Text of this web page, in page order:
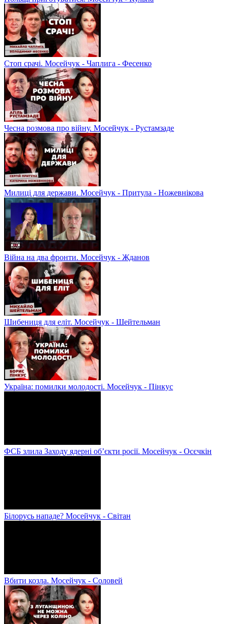
Стоп срачі. Мосейчук - Чаплига - Фесенко
Чесна розмова про війну. Мосейчук - Рустамзаде
Милиці для держави. Мосейчук - Притула - Ножевнікова
Війна на два фронти. Мосейчук - Жданов
Шибениця для еліт. Мосейчук - Шейтельман
Україна: помилки молодості. Мосейчук - Пінкус
ФСБ злила Заходу ядерні об’єкти росії. Мосейчук - Осєчкін
Білорусь нападе? Мосейчук - Світан
Вбити козла. Мосейчук - Соловей